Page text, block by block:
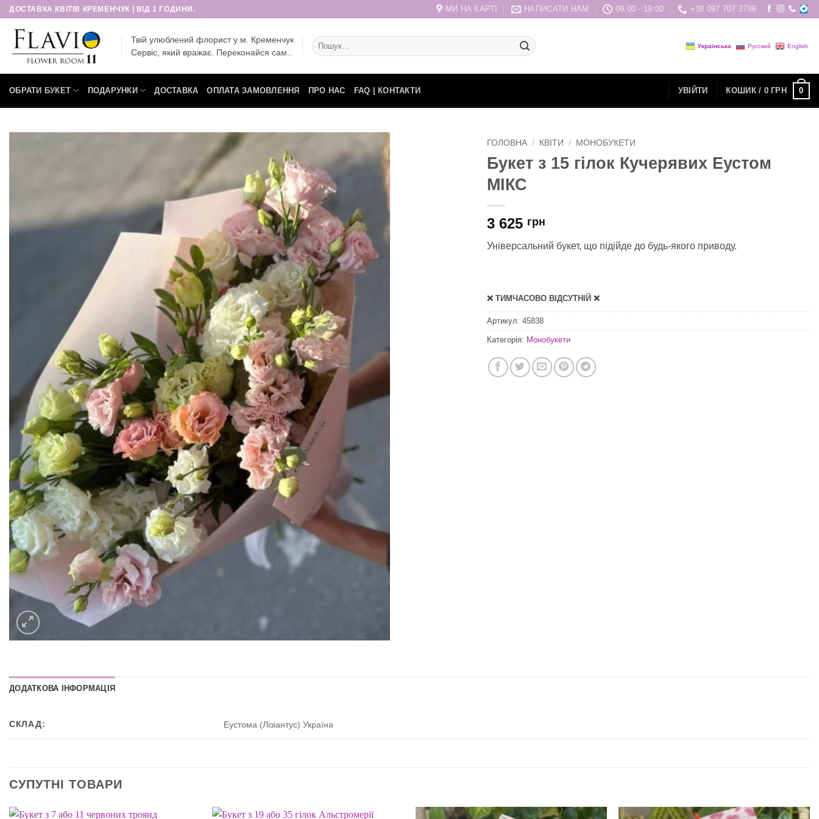
Пропустити
ДОСТАВКА КВІТІВ КРЕМЕНЧУК | ВІД 1 ГОДИНИ. МИ НА КАРТІ НАПИСАТИ НАМ 09:00 - 19:00 +38 097 707 3786
Твій улюблений флорист у м. Кременчук
Сервіс, який вражає. Переконайся сам..
Шукати:
Українська Русский English
ОБРАТИ БУКЕТ ПОДАРУНКИ ДОСТАВКА ОПЛАТА ЗАМОВЛЕННЯ ПРО НАС FAQ | КОНТАКТИ УВІЙТИ КОШИК / 0 ГРН 0
ГОЛОВНА / КВІТИ / МОНОБУКЕТИ
Букет з 15 гілок Кучерявих Еустом
МІКС
3 625 грн
Універсальний букет, що підійде до будь-якого приводу.
❌ ТИМЧАСОВО ВІДСУТНІЙ ❌
Артикул: 45838
Категорія: Монобукети
ДОДАТКОВА ІНФОРМАЦІЯ
СКЛАД: Еустома (Лізіантус) Україна
СУПУТНІ ТОВАРИ